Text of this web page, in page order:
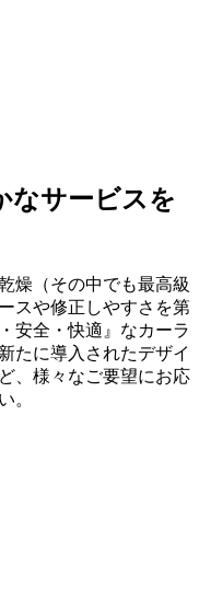
なサービスを
燥（その中でも最高級
スや修正しやすさを第
安全・快適』なカーラ
たに導入されたデザイ
、様々なご要望にお応
。